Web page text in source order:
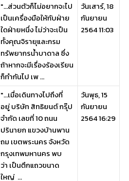
"...ส่วนตัวก็ไม่อยากจะไป
เป็นเครื่องมือให้กับฝ่าย
ใดฝ่ายหนึ่ง ไม่ว่าจะเป็น
ทั้งคุณจิรายุและกรม
ทรัพยากรน้ำบาดาล ซึ่ง
ถ้าหากจะมีเรื่องร้องเรียน
ก็ทำกันไป เพ ...
วันเสาร์, 18
กันยายน
2564 11:03
"...เมื่อเดินทางไปถึงที่
อยู่ บริษัท สิทธิยนต์ กรุ๊ป
จำกัด เลขที่ 10 ถนน
ปรินายก แขวงบ้านพาน
ถม เขตพระนคร จังหวัด
กรุงเทพมหานคร พบ
ว่า เป็นตึกแถวขนาด
ใหญ่ ...
วันพุธ, 15
กันยายน
2564 16:29